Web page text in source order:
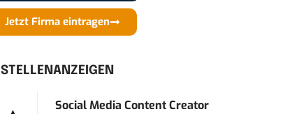
Jetzt Firma eintragen
STELLENANZEIGEN
Social Media Content Creator